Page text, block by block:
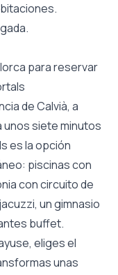
para reservar
de Calvià, a
unos siete minutos
es la opción
piscinas con
con circuito de
un gimnasio
buffet.
eliges el
unas